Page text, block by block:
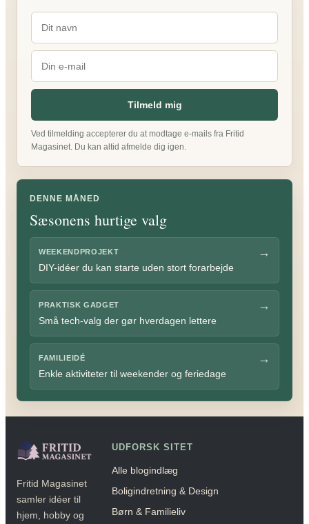
Tilmeld mig
Ved tilmelding accepterer du at modtage e-mails fra Fritid
Magasinet. Du kan altid afmelde dig igen.
DENNE MÅNED
Sæsonens hurtige valg
WEEKENDPROJEKT
DIY-idéer du kan starte uden stort forarbejde
→
PRAKTISK GADGET
Små tech-valg der gør hverdagen lettere
→
FAMILIEIDÉ
Enkle aktiviteter til weekender og feriedage
→
Fritid Magasinet
samler idéer til
hjem, hobby og
UDFORSK SITET
Alle blogindlæg
Boligindretning & Design
Børn & Familieliv